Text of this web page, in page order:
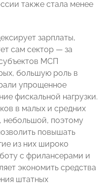
также стала менее
зарплаты,
сам сектор — за
МСП
большую роль в
упрощенное
фискальной нагрузки.
в малых и средних
небольшой, поэтому
повышать
из них широко
с фрилансерами и
экономить средства
штатных